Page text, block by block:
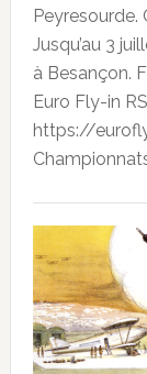
Jusqu’au 3
à Besançon.
Euro Fly-in
https://